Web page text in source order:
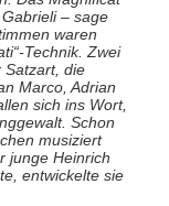
– sage
waren
Technik. Zwei
Satzart, die
Marco, Adrian
sich ins Wort,
Schon
musiziert
junge Heinrich
entwickelte sie